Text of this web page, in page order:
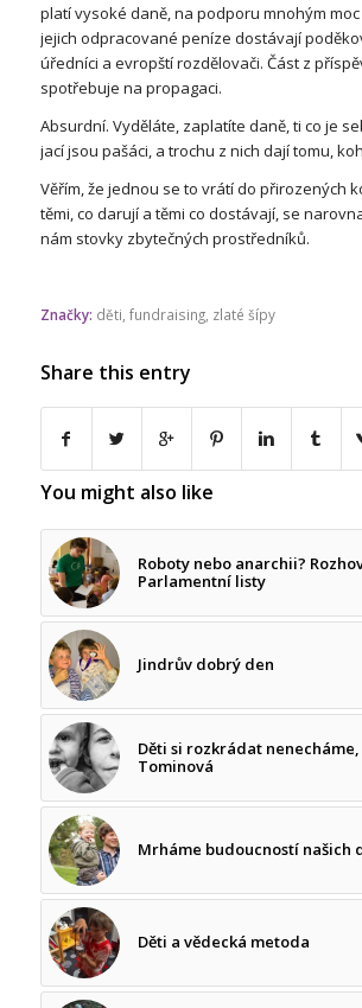
platí vysoké daně, na podporu mnohým
jejich odpracované peníze dostávají
úředníci a evropští rozdělovači. Část z
spotřebuje na propagaci.
Absurdní. Vyděláte, zaplatíte daně, ti co je
jací jsou pašáci, a trochu z nich dají tomu,
Věřím, že jednou se to vrátí do přirozených
těmi, co darují a těmi co dostávají, se
nám stovky zbytečných prostředníků.
Značky: děti fundraising, zlaté šípy
Share this entry
You might also like
Roboty nebo anarchii?
Parlamentní listy
Jindrův dobrý den
Děti si rozkrádat
Tominová
Mrháme budoucností našich
Děti a vědecká metoda